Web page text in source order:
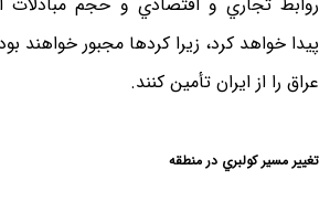
پيدا خواهد كرد، زيرا كردها مجبور خواهند
عراق را از ايران تأمين كنند.
تغيير مسير كولبري در منطقه